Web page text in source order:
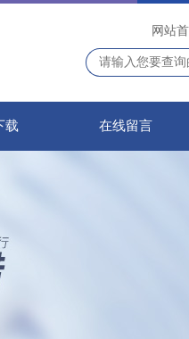
网站
载 在线留言